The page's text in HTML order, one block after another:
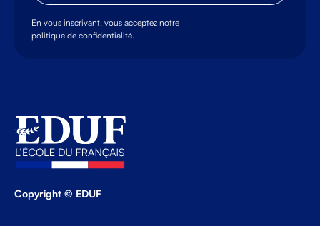
En vous inscrivant, vous acceptez notre
politique de confidentialité.
Copyright © EDUF